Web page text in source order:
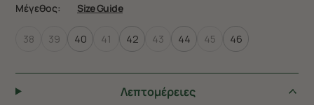
Μέγεθος: Size Guide
38 39 40 41 42 43 44 45 46
Λεπτομέρειες